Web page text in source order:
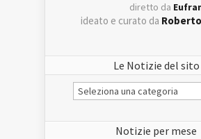
diretto da
ideato e curato da
Le Notizie del sito
Le
Notizie
Notizie per mese